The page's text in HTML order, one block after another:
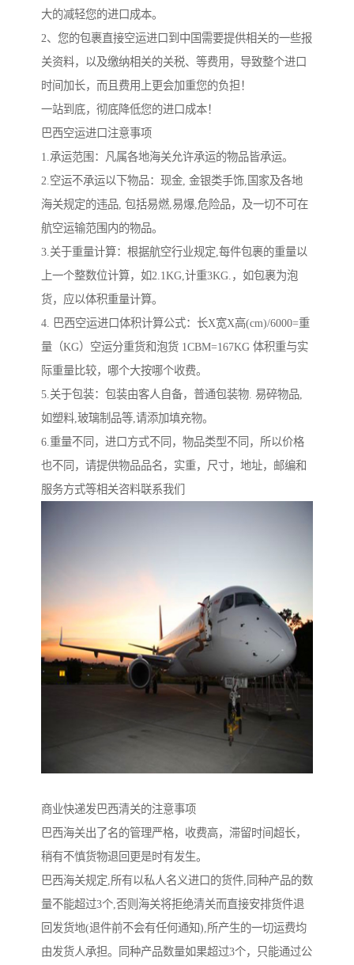
大的减轻您的进口成本。
2、您的包裹直接空运进口到中国需要提供相关的一些报
关资料，以及缴纳相关的关税、等费用，导致整个进口
时间加长，而且费用上更会加重您的负担！
一站到底，彻底降低您的进口成本！
巴西空运进口注意事项
1.承运范围：凡属各地海关允许承运的物品皆承运。
2.空运不承运以下物品：现金, 金银类手饰,国家及各地
海关规定的违品, 包括易燃,易爆,危险品，及一切不可在
航空运输范围内的物品。
3.关于重量计算：根据航空行业规定,每件包裹的重量以
上一个整数位计算，如2.1KG,计重3KG.，如包裹为泡
货，应以体积重量计算。
4. 巴西空运进口体积计算公式：长X宽X高(cm)/6000=重
量（KG）空运分重货和泡货 1CBM=167KG 体积重与实
际重量比较，哪个大按哪个收费。
5.关于包装：包装由客人自备，普通包装物. 易碎物品,
如塑料,玻璃制品等,请添加填充物。
6.重量不同，进口方式不同，物品类型不同，所以价格
也不同，请提供物品品名，实重，尺寸，地址，邮编和
服务方式等相关咨料联系我们
商业快递发巴西清关的注意事项
巴西海关出了名的管理严格，收费高，滞留时间超长，
稍有不慎货物退回更是时有发生。
巴西海关规定,所有以私人名义进口的货件,同种产品的数
量不能超过3个,否则海关将拒绝清关而直接安排货件退
回发货地(退件前不会有任何通知),所产生的一切运费均
由发货人承担。同种产品数量如果超过3个，只能通过公